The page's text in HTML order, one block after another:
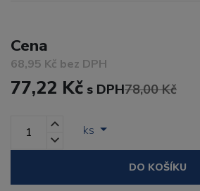
Cena
68,95 Kč bez DPH
77,22 Kč s DPH78,00 Kč
ks
DO KOŠÍKU